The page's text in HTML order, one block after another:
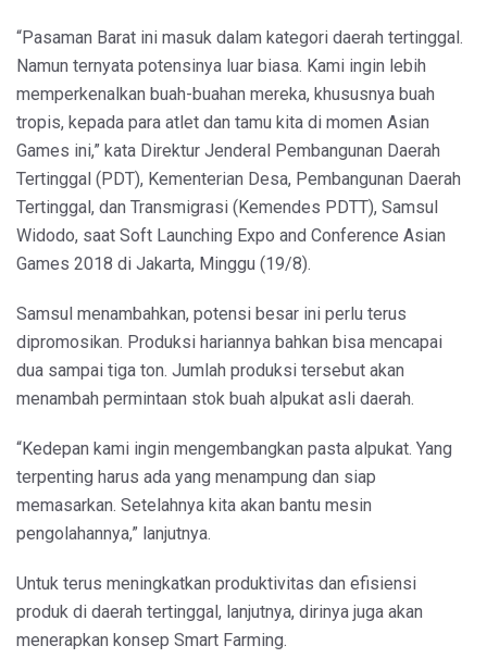
“Pasaman Barat ini masuk dalam kategori daerah tertinggal.
Namun ternyata potensinya luar biasa. Kami ingin lebih
memperkenalkan buah-buahan mereka, khususnya buah
tropis, kepada para atlet dan tamu kita di momen Asian
Games ini,” kata Direktur Jenderal Pembangunan Daerah
Tertinggal (PDT), Kementerian Desa, Pembangunan Daerah
Tertinggal, dan Transmigrasi (Kemendes PDTT), Samsul
Widodo, saat Soft Launching Expo and Conference Asian
Games 2018 di Jakarta, Minggu (19/8).
Samsul menambahkan, potensi besar ini perlu terus
dipromosikan. Produksi hariannya bahkan bisa mencapai
dua sampai tiga ton. Jumlah produksi tersebut akan
menambah permintaan stok buah alpukat asli daerah.
“Kedepan kami ingin mengembangkan pasta alpukat. Yang
terpenting harus ada yang menampung dan siap
memasarkan. Setelahnya kita akan bantu mesin
pengolahannya,” lanjutnya.
Untuk terus meningkatkan produktivitas dan efisiensi
produk di daerah tertinggal, lanjutnya, dirinya juga akan
menerapkan konsep Smart Farming.